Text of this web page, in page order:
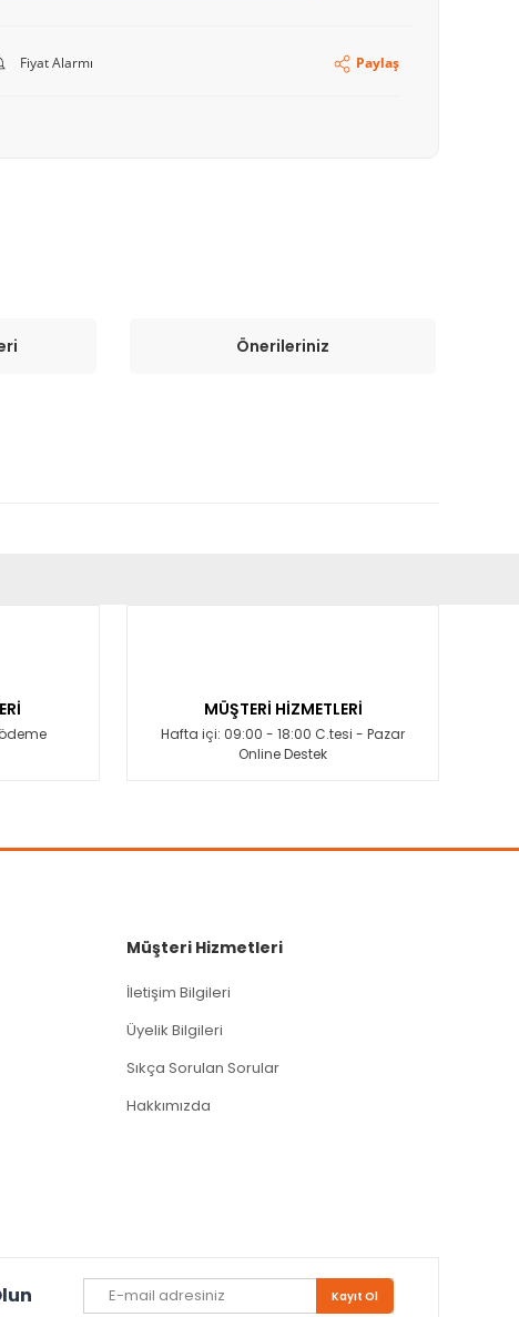
Fiyat Alarmı Paylaş
Önerileriniz
MÜŞTERİ HİZMETLERİ
Hafta içi: 09:00 - 18:00 C.tesi - Pazar
Online Destek
Müşteri Hizmetleri
İletişim Bilgileri
Üyelik Bilgileri
Sıkça Sorulan Sorular
Hakkımızda
Kayıt Ol